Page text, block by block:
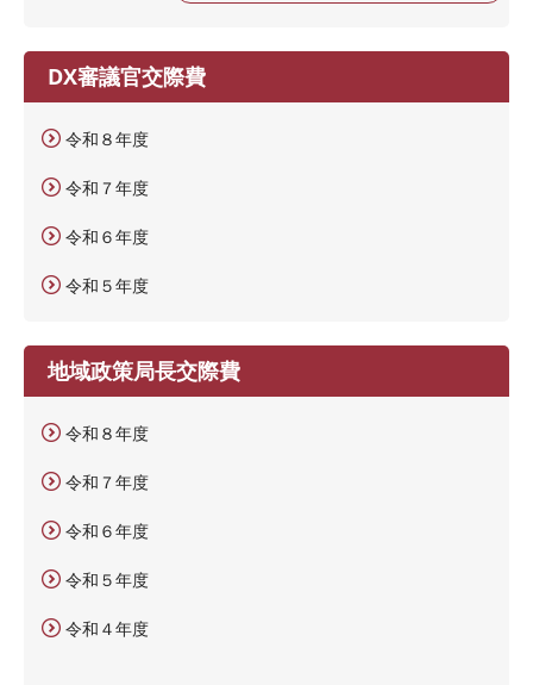
DX審議官交際費
令和８年度
令和７年度
令和６年度
令和５年度
地域政策局長交際費
令和８年度
令和７年度
令和６年度
令和５年度
令和４年度